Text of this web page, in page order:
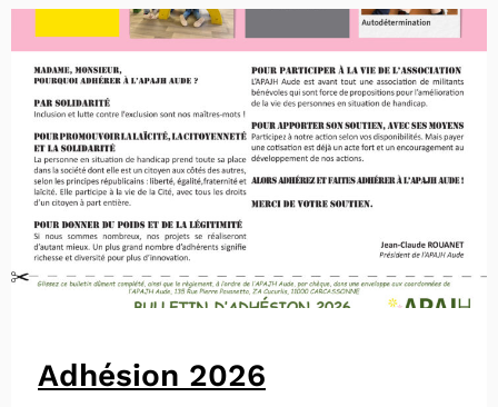
Adhésion 2026